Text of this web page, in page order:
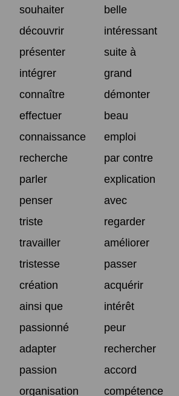
souhaiter
belle
découvrir
intéressant
présenter
suite à
intégrer
grand
connaître
démonter
effectuer
beau
connaissance
emploi
recherche
par contre
parler
explication
penser
avec
triste
regarder
travailler
améliorer
tristesse
passer
création
acquérir
ainsi que
intérêt
passionné
peur
adapter
rechercher
passion
accord
organisation
compétence